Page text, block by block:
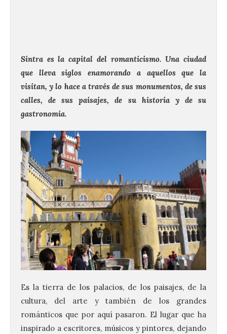
Sintra es la capital del romanticismo. Una ciudad
que lleva siglos enamorando a aquellos que la
visitan, y lo hace a través de sus monumentos, de sus
calles, de sus paisajes, de su historia y de su
gastronomía.
Es la tierra de los palacios, de los paisajes, de la
cultura, del arte y también de los grandes
románticos que por aquí pasaron. El lugar que ha
inspirado a escritores, músicos y pintores, dejando